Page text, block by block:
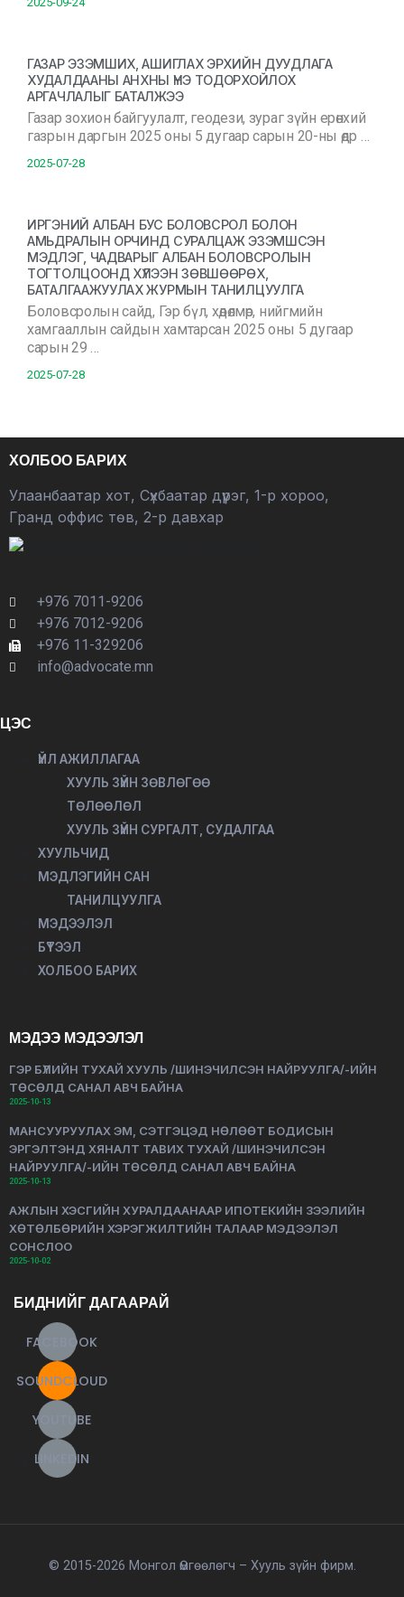
ГАЗАР ЭЗЭМШИХ, АШИГЛАХ ЭРХИЙН ДУУДЛАГА
ХУДАЛДААНЫ АНХНЫ ҮНЭ ТОДОРХОЙЛОХ
АРГАЧЛАЛЫГ БАТАЛЖЭЭ
Газар зохион байгуулалт, геодези, зураг зүйн ерөнхий
газрын даргын 2025 оны 5 дугаар сарын 20-ны өдр …
2025-07-28
ИРГЭНИЙ АЛБАН БУС БОЛОВСРОЛ БОЛОН
АМЬДРАЛЫН ОРЧИНД СУРАЛЦАЖ ЭЗЭМШСЭН
МЭДЛЭГ, ЧАДВАРЫГ АЛБАН БОЛОВСРОЛЫН
ТОГТОЛЦООНД ХҮЛЭЭН ЗӨВШӨӨРӨХ,
БАТАЛГААЖУУЛАХ ЖУРМЫН ТАНИЛЦУУЛГА
Боловсролын сайд, Гэр бүл, хөдөлмөр, нийгмийн
хамгааллын сайдын хамтарсан 2025 оны 5 дугаар
сарын 29 …
2025-07-28
ХОЛБОО БАРИХ
Улаанбаатар хот, Сүхбаатар дүүрэг, 1-р хороо,
Гранд оффис төв, 2-р давхар
+976 7011-9206
+976 7012-9206
+976 11-329206
info@advocate.mn
ЦЭС
ҮЙЛ АЖИЛЛАГАА
ХУУЛЬ ЗҮЙН ЗӨВЛӨГӨӨ
ТӨЛӨӨЛӨЛ
ХУУЛЬ ЗҮЙН СУРГАЛТ, СУДАЛГАА
ХУУЛЬЧИД
МЭДЛЭГИЙН САН
ТАНИЛЦУУЛГА
МЭДЭЭЛЭЛ
БҮТЭЭЛ
ХОЛБОО БАРИХ
МЭДЭЭ МЭДЭЭЛЭЛ
ГЭР БҮЛИЙН ТУХАЙ ХУУЛЬ /ШИНЭЧИЛСЭН НАЙРУУЛГА/-ИЙН
ТӨСӨЛД САНАЛ АВЧ БАЙНА
2025-10-13
МАНСУУРУУЛАХ ЭМ, СЭТГЭЦЭД НӨЛӨӨТ БОДИСЫН
ЭРГЭЛТЭНД ХЯНАЛТ ТАВИХ ТУХАЙ /ШИНЭЧИЛСЭН
НАЙРУУЛГА/-ИЙН ТӨСӨЛД САНАЛ АВЧ БАЙНА
2025-10-13
АЖЛЫН ХЭСГИЙН ХУРАЛДААНААР ИПОТЕКИЙН ЗЭЭЛИЙН
ХӨТӨЛБӨРИЙН ХЭРЭГЖИЛТИЙН ТАЛААР МЭДЭЭЛЭЛ
СОНСЛОО
2025-10-02
БИДНИЙГ ДАГААРАЙ
FACEBOOK
SOUNDCLOUD
YOUTUBE
LINKEDIN
© 2015-2026 Монгол Өмгөөлөгч – Хууль зүйн фирм.